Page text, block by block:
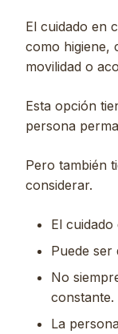
El cuidado en
como higiene,
movilidad o
Esta opción
persona
Pero también
considerar.
El
Puede
No
constante.
La